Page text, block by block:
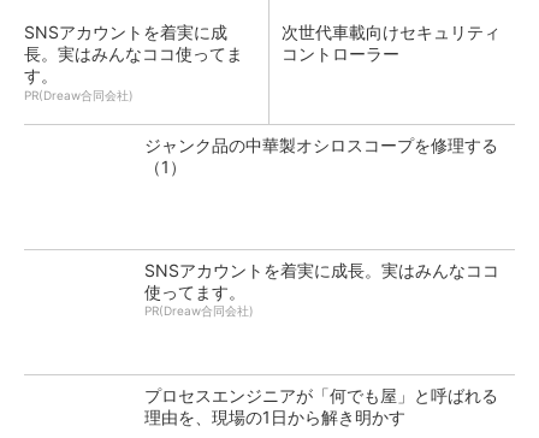
SNSアカウントを着実に成
長。実はみんなココ使ってま
す。
PR(Dreaw合同会社)
次世代車載向けセキュリティ
コントローラー
ジャンク品の中華製オシロスコープを修理する
（1）
SNSアカウントを着実に成長。実はみんなココ
使ってます。
PR(Dreaw合同会社)
プロセスエンジニアが「何でも屋」と呼ばれる
理由を、現場の1日から解き明かす